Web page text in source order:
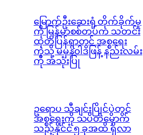
မြောက်ဦးဆေးရုံ တိုက်ခိုက်မှု
ကို မြန်မာစစ်တပ်က သတင်း
ထုတ်ပြန်ရာတွင် အစ္စရေး
ကဲ့သို့ မမှန်၀ါဒဖြန့် နည်းလမ်း
ကို အသုံးပြု
ဥရောပ သီချင်းပြိုင်ပွဲတွင်
အစ္စရေးကို သပိတ်မှောက်
သည့်နိုင်ငံ ၅ ခုအထိ ရှိလာ